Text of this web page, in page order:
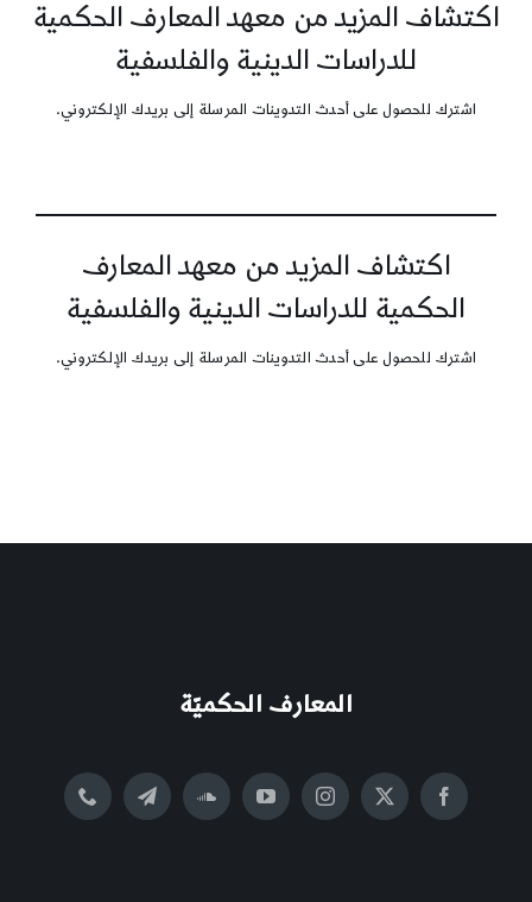
اكتشاف المزيد من معهد المعارف الحكمية
للدراسات الدينية والفلسفية
اشترك للحصول على أحدث التدوينات المرسلة إلى بريدك الإلكتروني.
اكتشاف المزيد من معهد المعارف
الحكمية للدراسات الدينية والفلسفية
اشترك للحصول على أحدث التدوينات المرسلة إلى بريدك الإلكتروني.
المعارف الحكميّة